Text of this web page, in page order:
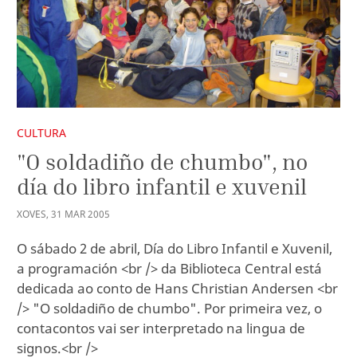
CULTURA
"O soldadiño de chumbo", no
día do libro infantil e xuvenil
XOVES, 31 MAR2005
O sábado 2 de abril, Día do Libro Infantil e Xuvenil,
a programación <br /> da Biblioteca Central está
dedicada ao conto de Hans Christian Andersen <br
/> "O soldadiño de chumbo". Por primeira vez, o
contacontos vai ser interpretado na lingua de
signos.<br />